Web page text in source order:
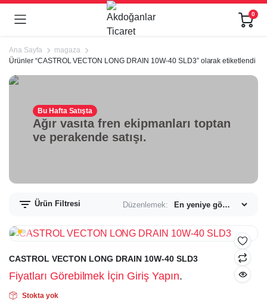
0
Ana Sayfa
magaza
Ürünler “CASTROL VECTON LONG DRAIN 10W-40 SLD3” olarak etiketlendi
Bu Hafta Satışta
Ağır vasıta fren ekipmanları toptan
ve perakende satışı.
Ürün Filtresi Düzenlemek:
CASTROL VECTON LONG DRAIN 10W-40 SLD3
Fiyatları Görebilmek İçin Giriş Yapın.
Stokta yok